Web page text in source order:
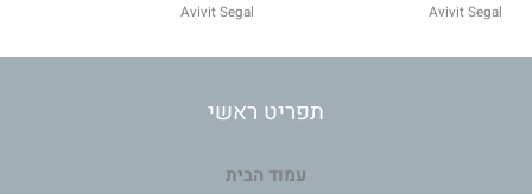
Avivit Segal
Avivit Segal
תפריט ראשי
עמוד הבית